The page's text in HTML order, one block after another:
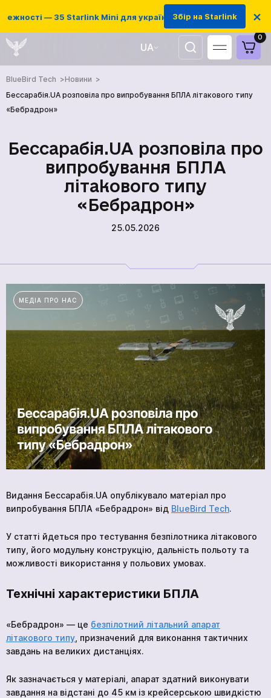
— 35 Starlink Mini для українських захисників
Збір на Starlink ×
UA
EN
0
ГОЛОВНА
ПРОДУКЦІЯ
ПОСЛУГИ
ВАКАНСІЇ
НОВИНИ
КОМПАНІЇ
МЕДІАЦЕНТР
ПРО НАС
МЕРЧ КОМПАНІЇ
ВІДГУКИ
КОНТАКТИ
Академія
BlueBird Tech
Новини
Бессарабія.UA розповіла про випробування БПЛА літакового типу
«Бебрадрон»
Бессарабія.UA розповіла про
випробування БПЛА
літакового типу
«Бебрадрон»
25.05.2026
МЕДІА ПРО НАС
Видання Бессарабія.UA опублікувало матеріал про
випробування БПЛА «Бебрадрон» від BlueBird Tech.
У статті йдеться про тестування безпілотника літакового
типу, його модульну конструкцію, дальність польоту та
можливості використання у польових умовах.
Технічні характеристики БПЛА
«Бебрадрон» — це безпілотний літальний апарат
літакового типу , призначений для виконання тактичних
завдань на великих дистанціях.
Як зазначається у матеріалі, апарат здатний виконувати
завдання на відстані до 45 км із крейсерською швидкістю